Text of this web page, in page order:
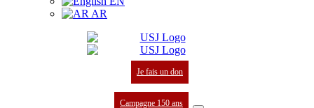
AR
Je fais un don
Campagne 150 ans